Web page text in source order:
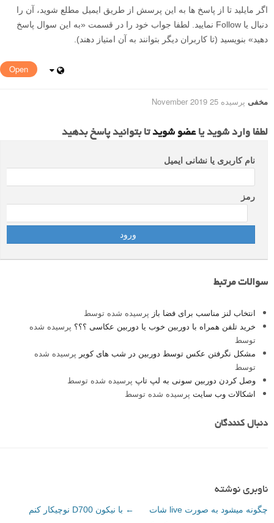
اگر مایلید تا از پاسخ ها به این پرسش از طریق ایمیل مطلع شوید، آن را
دنبال یا Follow نمایید. لطفا جواب خود را در قسمت «به این سوال پاسخ
دهید» بنویسید (تا کاربران دیگر بتوانند به آن امتیاز دهند).
Open
مخفی پرسیده 25 November 2019
لطفا وارد شوید یاعضو شویدتا بتوانید پاسخ بدهید
نام کاربری یا نشانی ایمیل
رمز
سوالات مرتبط
انتخاب لنز مناسب برای فضا باز پرسیده شده توسط
خرید تلفن همراه با دوربین خوب یا دوربین عکاسی ؟؟؟ پرسیده شده
توسط
مشکل نگرفتن عکس توسط دوربین در شب های کویر پرسیده شده
توسط
وصل کردن دوربین سونی به لپ تاپ پرسیده شده توسط
اشکالات وب سایت پرسیده شده توسط
دنبال کنندگان
ناوبری نوشته
← با نیکون D700 نوچیکار کنم
چگونه میشود به صورت live شات